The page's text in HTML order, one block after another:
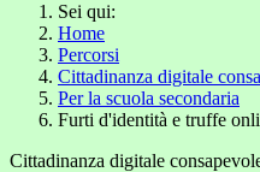
Sei qui:
Home
Percorsi
Cittadinanza digitale
Per la scuola secondaria
Furti d'identità e truffe
Cittadinanza digitale